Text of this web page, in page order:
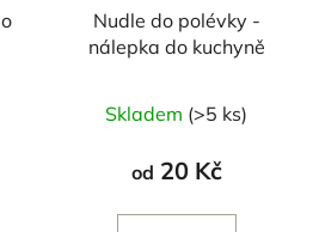
Nudle do polévky -
nálepka do kuchyně
Skladem (>5 ks)
od 20 Kč